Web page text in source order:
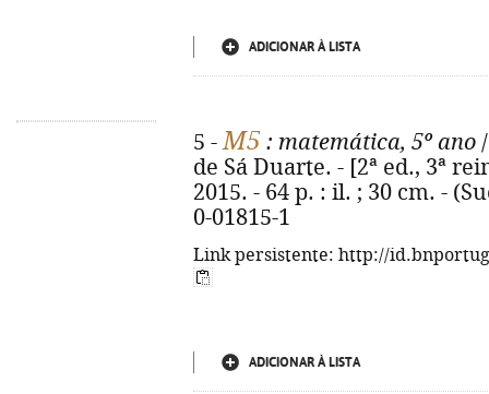
ADICIONAR À LISTA
5 -M5 : matemática, 5º ano
de Sá Duarte. - [2ª ed., 3ª
2015. - 64 p. : il. ; 30 cm. -
0-01815-1
Link persistente: http://
ADICIONAR À LISTA